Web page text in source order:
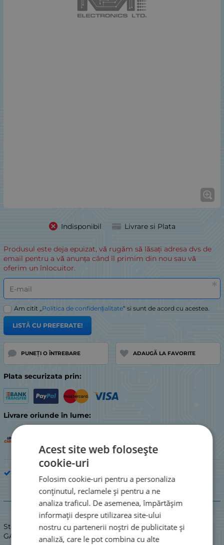
Indisponibil Livrare si Plata
Produsul este deja epuizat, vă rugăm să lăsați adresa dvs de
email pentru a vă anunța când îl primim din nou sau vă
oferim un înlocuitor.
E-mail
Am citit „Politica de confidențialitate“ si sunt de acord cu acestea.
LISTĂ CU PREFERATE!
PUNEȚI O ÎNTREBARE ADAUGĂ LA FAVORITE
Plata securizata prin:
Livrare oriunde în lume:
Descriere
Stare: NOU / NOU
GARNITURĂ UȘĂ
Acest site web folosește
cookie-uri
Folosim cookie-uri pentru a personaliza
conținutul, reclamele și pentru a ne
analiza traficul. De asemenea, împărtășim
informații despre utilizarea site-ului
nostru cu partenerii noștri de publicitate și
analiză, care le pot combina cu alte